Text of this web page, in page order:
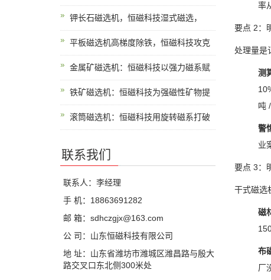
率
要点 2：
处理量是
测
吨/
警
业
要点 3：
干式磁选
磁
布
厂
钾长石磁选机，恒磁科技湿式磁选，
平板磁选机高梯度除铁，恒磁科技攻克
金属矿磁选机：恒磁科技以强力磁系赋
铁矿磁选机：恒磁科技为强磁性矿物提
滚筒磁选机：恒磁科技用旋转磁系打破
联系我们
联系人：李经理
手 机：18863691282
邮 箱：sdhczgjx@163.com
公 司：山东恒磁科技有限公司
地 址：山东省潍坊市潍城区潍昌路与殷大
路交叉口东北侧300米处